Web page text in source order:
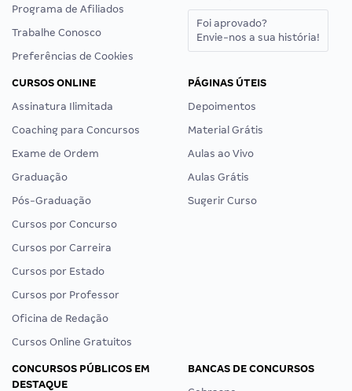
Programa de Afiliados
Trabalhe Conosco
Preferências de Cookies
Foi aprovado?
Envie-nos a sua história!
CURSOS ONLINE
Assinatura Ilimitada
Coaching para Concursos
Exame de Ordem
Graduação
Pós-Graduação
Cursos por Concurso
Cursos por Carreira
Cursos por Estado
Cursos por Professor
Oficina de Redação
Cursos Online Gratuitos
PÁGINAS ÚTEIS
Depoimentos
Material Grátis
Aulas ao Vivo
Aulas Grátis
Sugerir Curso
CONCURSOS PÚBLICOS EM
DESTAQUE
BANCAS DE CONCURSOS